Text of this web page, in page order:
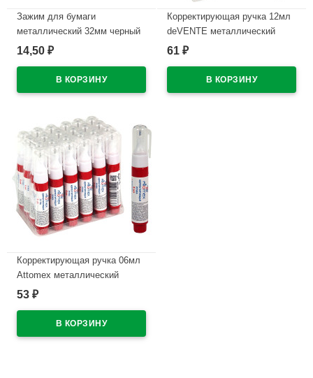
Зажим для бумаги
металлический 32мм черный
арт. SBC32/4131303
14,50 ₽
Корректирующая ручка 12мл
deVENTE металлический
наконечник арт.4061109
61 ₽
Корректирующая ручка 06мл
Attomex металлический
наконечник арт.4061100
53 ₽